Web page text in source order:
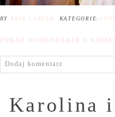
BY ANIA I JACEK KATEGORIE:
POKAŻ KOMENTARZE 0
Dodaj komentarz
Karolina